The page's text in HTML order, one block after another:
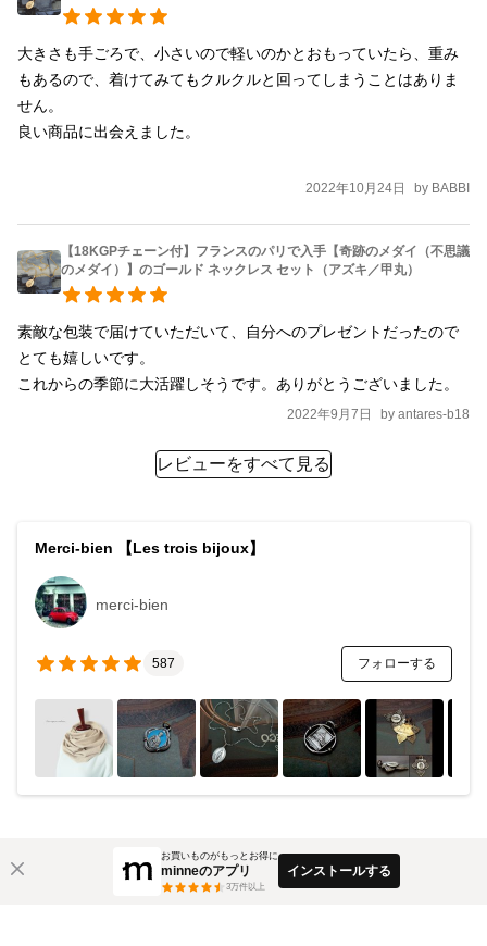
大きさも手ごろで、小さいので軽いのかとおもっていたら、重み
もあるので、着けてみてもクルクルと回ってしまうことはありま
せん。
良い商品に出会えました。
2022年10月24日 by BABBI
【18KGPチェーン付】フランスのパリで入手【奇跡のメダイ（不思議
のメダイ）】のゴールド ネックレス セット（アズキ／甲丸）
素敵な包装で届けていただいて、自分へのプレゼントだったので
とても嬉しいです。
これからの季節に大活躍しそうです。ありがとうございました。
2022年9月7日 by antares-b18
レビューをすべて見る
Merci-bien 【Les trois bijoux】
merci-bien
587 フォローする
お買いものがもっとお得に
minneのアプリ
3万件以上
インストールする